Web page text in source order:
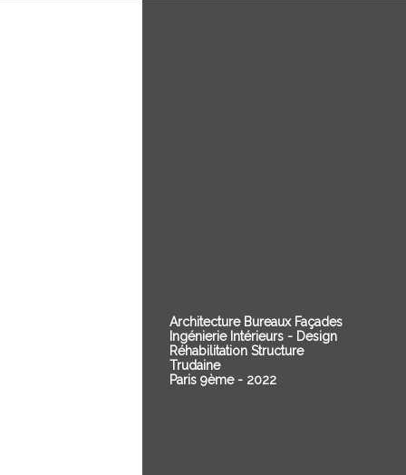
Architecture Bureaux Façades
Ingénierie Intérieurs - Design
Réhabilitation Structure
Trudaine
Paris 9ème - 2022